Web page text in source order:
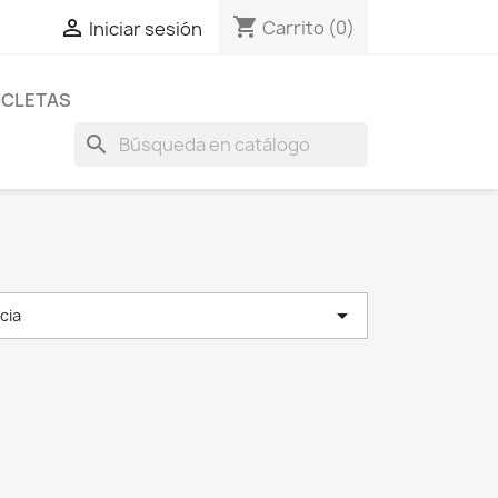
 Iniciar sesión shopping_cart Carrito (0)
search
